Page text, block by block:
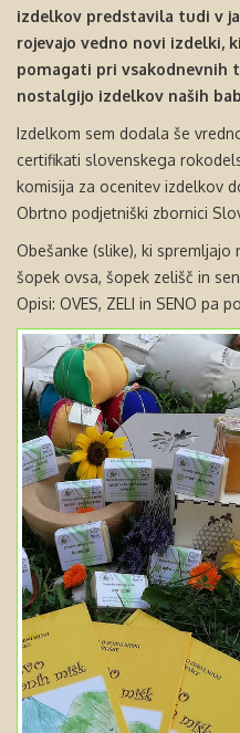
izdelkov predstavila tudi v
rojevajo vedno novi izdelki,
pomagati pri vsakodnevnih
nostalgijo izdelkov naših
Izdelkom sem dodala še
certifikati slovenskega
komisija za ocenitev izdelkov
Obrtno podjetniški zbornici
Obešanke (slike), ki
šopek ovsa, šopek zelišč in
Opisi: OVES, ZELI in SENO pa